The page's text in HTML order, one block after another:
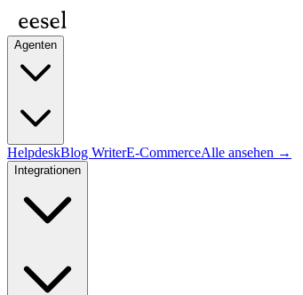
Agenten
HelpdeskBlog WriterE-CommerceAlle ansehen →
Integrationen